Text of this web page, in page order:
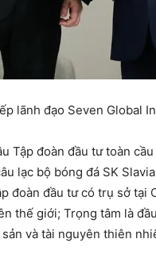
lãnh đạo Seven Global
Tập đoàn đầu tư toàn
lạc bộ bóng đá SK
đoàn đầu tư có trụ sở tại
thế giới; Trọng tâm là
và tài nguyên thiên